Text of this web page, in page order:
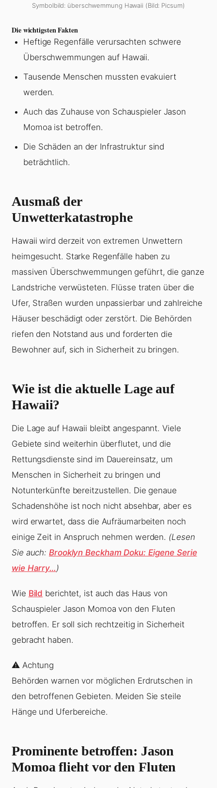
Symbolbild: überschwemmung Hawaii (Bild: Picsum)
Die wichtigsten Fakten
Heftige Regenfälle verursachten schwere
Überschwemmungen auf Hawaii.
Tausende Menschen mussten evakuiert
werden.
Auch das Zuhause von Schauspieler Jason
Momoa ist betroffen.
Die Schäden an der Infrastruktur sind
beträchtlich.
Ausmaß der
Unwetterkatastrophe
Hawaii wird derzeit von extremen Unwettern
heimgesucht. Starke Regenfälle haben zu
massiven Überschwemmungen geführt, die ganze
Landstriche verwüsteten. Flüsse traten über die
Ufer, Straßen wurden unpassierbar und zahlreiche
Häuser beschädigt oder zerstört. Die Behörden
riefen den Notstand aus und forderten die
Bewohner auf, sich in Sicherheit zu bringen.
Wie ist die aktuelle Lage auf
Hawaii?
Die Lage auf Hawaii bleibt angespannt. Viele
Gebiete sind weiterhin überflutet, und die
Rettungsdienste sind im Dauereinsatz, um
Menschen in Sicherheit zu bringen und
Notunterkünfte bereitzustellen. Die genaue
Schadenshöhe ist noch nicht absehbar, aber es
wird erwartet, dass die Aufräumarbeiten noch
einige Zeit in Anspruch nehmen werden. (Lesen
Sie auch:Brooklyn Beckham Doku: Eigene Serie
wie Harry…)
Wie Bild berichtet, ist auch das Haus von
Schauspieler Jason Momoa von den Fluten
betroffen. Er soll sich rechtzeitig in Sicherheit
gebracht haben.
⚠️ Achtung
Behörden warnen vor möglichen Erdrutschen in
den betroffenen Gebieten. Meiden Sie steile
Hänge und Uferbereiche.
Prominente betroffen: Jason
Momoa flieht vor den Fluten